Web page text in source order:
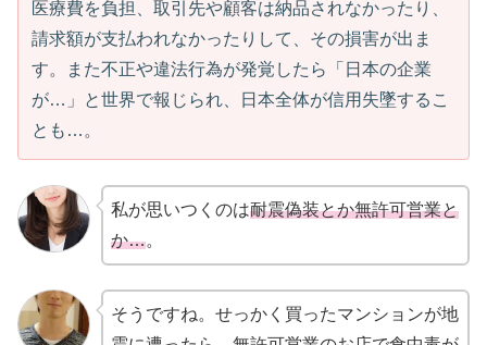
医療費を負担、取引先や顧客は納品されなかったり、
請求額が支払われなかったりして、その損害が出ま
す。また不正や違法行為が発覚したら「日本の企業
が…」と世界で報じられ、日本全体が信用失墜するこ
とも…。
私が思いつくのは耐震偽装とか無許可営業と
か…。
そうですね。せっかく買ったマンションが地